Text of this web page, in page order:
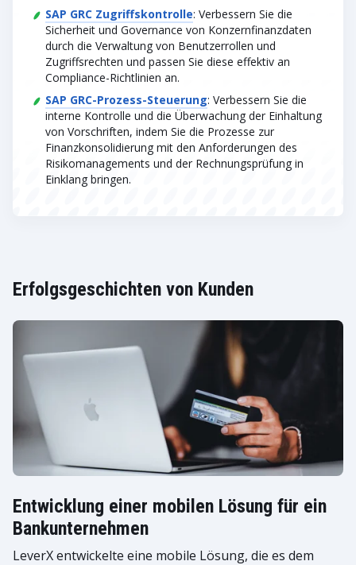
SAP GRC Zugriffskontrolle: Verbessern Sie die
Sicherheit und Governance von Konzernfinanzdaten
durch die Verwaltung von Benutzerrollen und
Zugriffsrechten und passen Sie diese effektiv an
Compliance-Richtlinien an.
SAP GRC-Prozess-Steuerung: Verbessern Sie die
interne Kontrolle und die Überwachung der Einhaltung
von Vorschriften, indem Sie die Prozesse zur
Finanzkonsolidierung mit den Anforderungen des
Risikomanagements und der Rechnungsprüfung in
Einklang bringen.
Erfolgsgeschichten von Kunden
Entwicklung einer mobilen Lösung für ein
Bankunternehmen
LeverX entwickelte eine mobile Lösung, die es dem